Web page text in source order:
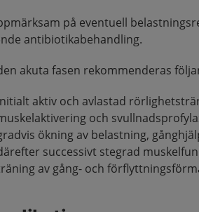
på eventuell
antibiotikabehandling.
akuta fasen rekommenderas
aktiv och avlastad
och
ökning av belastning,
successivt stegrad
av gång- och